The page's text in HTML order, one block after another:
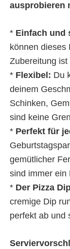
ausprobieren
* Einfach und
können dieses
Zubereitung
* Flexibel: Du
deinem
Schinken,
sind keine
* Perfekt für
gemütlicher
sind immer ein
* Der Pizza
cremige Dip
perfekt ab und